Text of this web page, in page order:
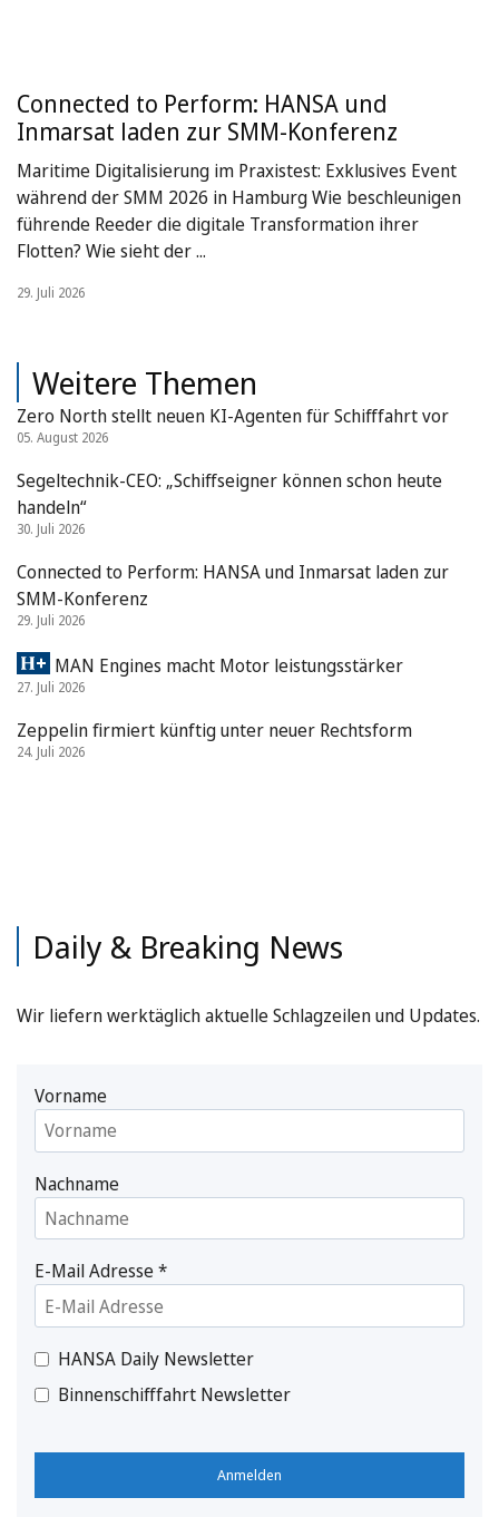
Connected to Perform: HANSA und
Inmarsat laden zur SMM-Konferenz
Maritime Digitalisierung im Praxistest: Exklusives Event
während der SMM 2026 in Hamburg Wie beschleunigen
führende Reeder die digitale Transformation ihrer
Flotten? Wie sieht der ...
29. Juli 2026
Weitere Themen
Zero North stellt neuen KI-Agenten für Schifffahrt vor
05. August 2026
Segeltechnik-CEO: „Schiffseigner können schon heute
handeln“
30. Juli 2026
Connected to Perform: HANSA und Inmarsat laden zur
SMM-Konferenz
29. Juli 2026
MAN Engines macht Motor leistungsstärker
27. Juli 2026
Zeppelin firmiert künftig unter neuer Rechtsform
24. Juli 2026
Daily & Breaking News
Wir liefern werktäglich aktuelle Schlagzeilen und Updates.
Vorname
Nachname
E-Mail Adresse*
HANSA Daily Newsletter
Binnenschifffahrt Newsletter
Anmelden